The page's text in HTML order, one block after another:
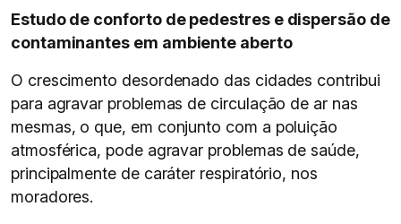
Estudo de conforto de pedestres e dispersão de
contaminantes em ambiente aberto
O crescimento desordenado das cidades contribui
para agravar problemas de circulação de ar nas
mesmas, o que, em conjunto com a poluição
atmosférica, pode agravar problemas de saúde,
principalmente de caráter respiratório, nos
moradores.